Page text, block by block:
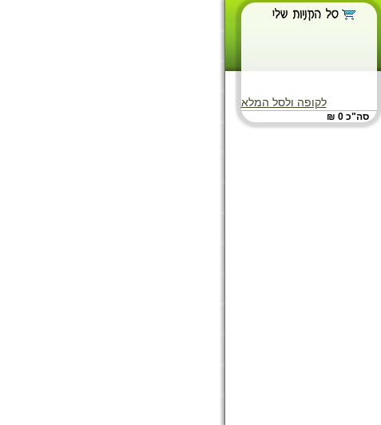
לקופה ולסל המלא
סה"כ 0 ₪